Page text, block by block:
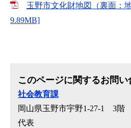
玉野市文化財地図（裏面：
9.89MB]
このページに関するお問い
社会教育課
岡山県玉野市宇野1-27-1 3階
代表